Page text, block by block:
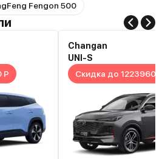
Fengon 500
Р
Changan
UNI-S
Скидка до 1223960 Р